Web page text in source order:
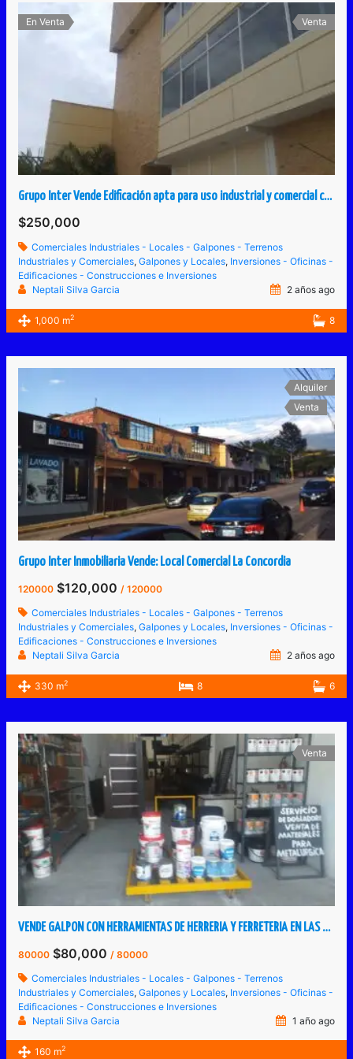
En Venta Venta
Grupo Inter Vende Edificación apta para uso industrial y comercial construido para industria textil o similar
$250,000
Comerciales Industriales - Locales - Galpones - Terrenos
Industriales y Comerciales,Galpones y Locales, Inversiones - Oficinas -
Edificaciones - Construcciones e Inversiones
Neptali Silva Garcia
2 años ago
1,000 m2 8
Alquiler
Venta
Grupo Inter Inmobiliaria Vende: Local Comercial La Concordia
120000 $120,000 / 120000
Comerciales Industriales - Locales - Galpones - Terrenos
Industriales y Comerciales,Galpones y Locales, Inversiones - Oficinas -
Edificaciones - Construcciones e Inversiones
Neptali Silva Garcia
2 años ago
330 m2 8 6
Venta
VENDE GALPON CON HERRAMIENTAS DE HERRERIA Y FERRETERIA EN LAS VEGAS DE TÁRIBA
80000 $80,000 / 80000
Comerciales Industriales - Locales - Galpones - Terrenos
Industriales y Comerciales,Galpones y Locales, Inversiones - Oficinas -
Edificaciones - Construcciones e Inversiones
Neptali Silva Garcia
1 año ago
160 m2